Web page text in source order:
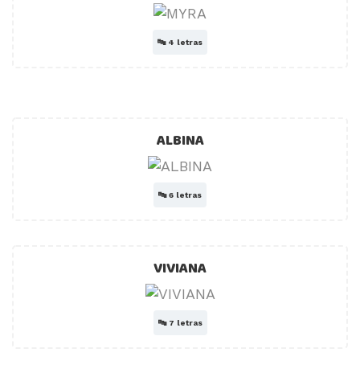
🔤 4 letras
ALBINA
🔤6 letras
VIVIANA
🔤 7 letras